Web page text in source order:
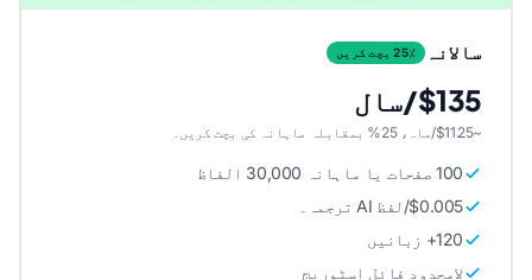
سالانہ 25٪ بچت کریں
$135/سال
~$11.25/ماہ، 25% بمقابلہ ماہانہ کی بچت کریں۔
100 صفحات یا ماہانہ 30,000 الفاظ
$0.005/لفظ AI ترجمہ۔
120+ زبانیں
لامحدود فائل اسٹوریج